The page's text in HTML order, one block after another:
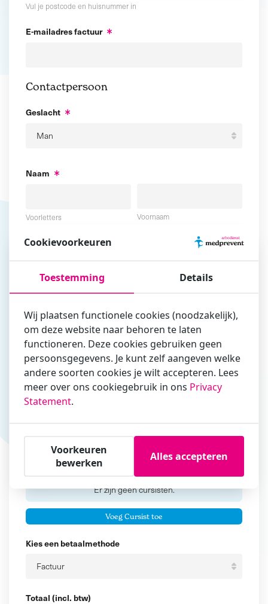
Vul je postcode en huisnummer in
E-mailadres factuur
Contactpersoon
Geslacht
Naam
Voorletters Voornaam
Vul hier bij voorkeur het e-mailadres in waarmee je
zakelijk/administratief correspondeert
Is de contactpersoon ook een cursist?
Ja
Cursisten
Voeg cursisten toe
Voornaam
Tussenvoegsel
Er zijn geencursisten.
Voeg Cursist toe
Kies een betaalmethode
Totaal (incl. btw)
Cookievoorkeuren
Toestemming Details
Wij plaatsen functionele cookies (noodzakelijk),
om deze website naar behoren te laten
functioneren. Deze cookies gebruiken geen
persoonsgegevens. Je kunt zelf aangeven welke
andere soorten cookies je wilt accepteren. Lees
meer over ons cookiegebruik in ons Privacy
Statement.
Voorkeuren
bewerken
Alles accepteren